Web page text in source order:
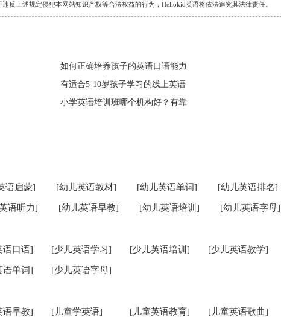
反上述规定侵犯本网站知识产权等合法权益的行为，Hellokid英语将依法追究其法律责任。
如何正确培养孩子的英语口语能力
有适合5-10岁孩子学习的线上英语
小学英语培训班哪个机构好？有靠
语启蒙] [幼儿英语教材] [幼儿英语单词] [幼儿英语排名]
语听力] [幼儿英语早教] [幼儿英语培训] [幼儿英语字母]
语口语] [少儿英语学习] [少儿英语培训] [少儿英语教学]
语单词] [少儿英语字母]
语早教] [儿童学英语] [儿童英语教育] [儿童英语歌曲]